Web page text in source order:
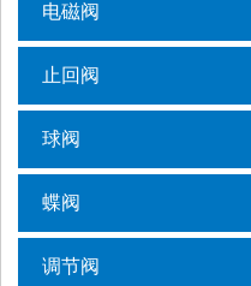
电磁阀
止回阀
球阀
蝶阀
调节阀